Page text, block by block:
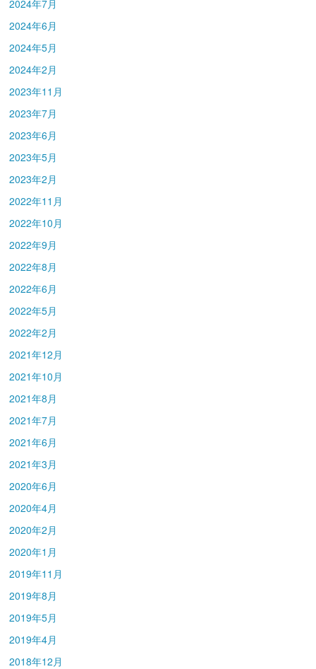
2024年7月
2024年6月
2024年5月
2024年2月
2023年11月
2023年7月
2023年6月
2023年5月
2023年2月
2022年11月
2022年10月
2022年9月
2022年8月
2022年6月
2022年5月
2022年2月
2021年12月
2021年10月
2021年8月
2021年7月
2021年6月
2021年3月
2020年6月
2020年4月
2020年2月
2020年1月
2019年11月
2019年8月
2019年5月
2019年4月
2018年12月